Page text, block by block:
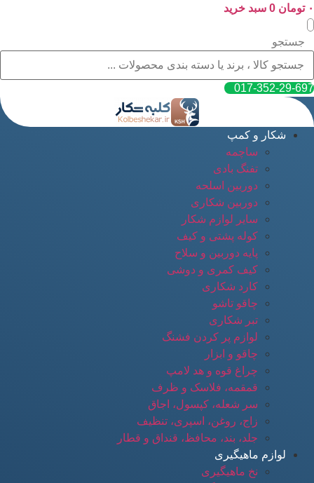
پرش
به
محتوا
۰ تومان 0 سبد خرید
جستجو
017-352-29-697
شکار و کمپ
ساچمه
تفنگ بادی
دوربین اسلحه
دوربین شکاری
سایر لوازم شکار
کوله پشتی و کیف
پایه دوربین و سلاح
کیف کمری و دوشی
کارد شکاری
چاقو تاشو
تبر شکاری
لوازم پر کردن فشنگ
چاقو و ابزار
چراغ قوه و هد لامپ
قمقمه، فلاسک و ظرف
سر شعله، کپسول، اجاق
زاج، روغن، اسپری، تنظیف
جلد، بند، محافظ، قنداق و قطار
لوازم ماهیگیری
نخ ماهیگیری